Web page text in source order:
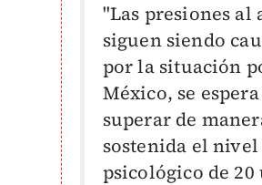
"Las presiones al
siguen siendo
por la situación
México, se
superar de
sostenida el nivel
psicológico de 20